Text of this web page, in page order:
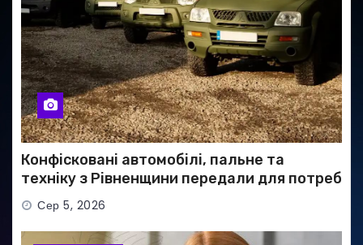
Конфісковані автомобілі, пальне та
техніку з Рівненщини передали для потреб
ЗСУСер 5, 2026